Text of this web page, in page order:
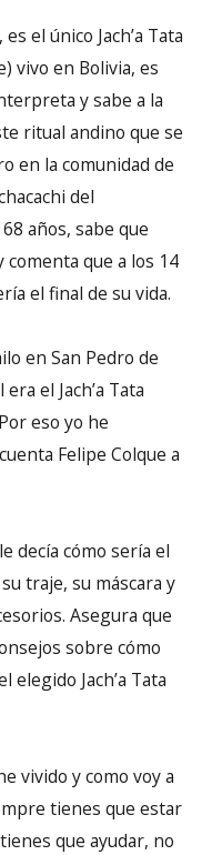
el único Jach’a Tata
vivo en Bolivia, es
y sabe a la
ritual andino que se
en la comunidad de
del
años, sabe que
que a los 14
el final de su vida.
en San Pedro de
el Jach’a Tata
eso yo he
Felipe Colque a
decía cómo sería el
traje, su máscara y
Asegura que
sobre cómo
Jach’a Tata
vivido y como voy a
tienes que estar
que ayudar, no